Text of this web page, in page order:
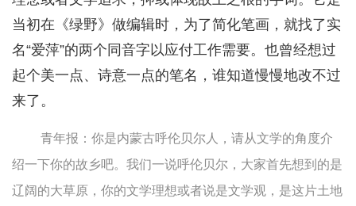
当初在《绿野》做编辑时，为了简化笔画，就找了实
名“爱萍”的两个同音字以应付工作需要。也曾经想过
起个美一点、诗意一点的笔名，谁知道慢慢地改不过
来了。
青年报：你是内蒙古呼伦贝尔人，请从文学的角度介
绍一下你的故乡吧。我们一说呼伦贝尔，大家首先想到的是
辽阔的大草原，你的文学理想或者说是文学观，是这片土地